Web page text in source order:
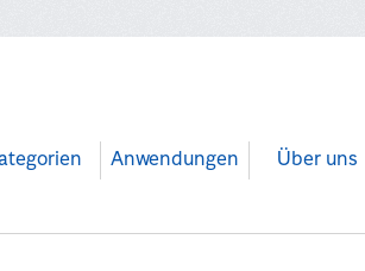
Anwendungen Über uns